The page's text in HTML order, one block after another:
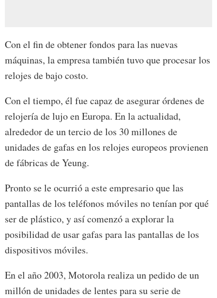
Con el fin de obtener fondos para las nuevas
máquinas, la empresa también tuvo que procesar los
relojes de bajo costo.
Con el tiempo, él fue capaz de asegurar órdenes de
relojería de lujo en Europa. En la actualidad,
alrededor de un tercio de los 30 millones de
unidades de gafas en los relojes europeos provienen
de fábricas de Yeung.
Pronto se le ocurrió a este empresario que las
pantallas de los teléfonos móviles no tenían por qué
ser de plástico, y así comenzó a explorar la
posibilidad de usar gafas para las pantallas de los
dispositivos móviles.
En el año 2003, Motorola realiza un pedido de un
millón de unidades de lentes para su serie de